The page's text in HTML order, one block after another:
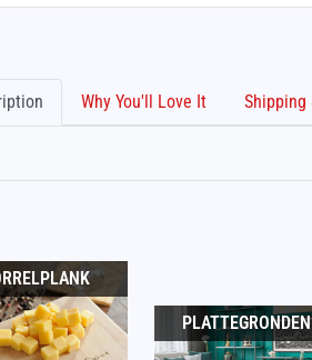
Why You'll Love It
PLATTEGRONDEN